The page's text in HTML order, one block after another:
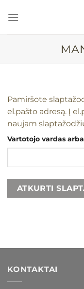
Pamiršote
el.pašto adresą. Į
naujam
Vartotojo vardas
ATKURTI
KONTAKTAI